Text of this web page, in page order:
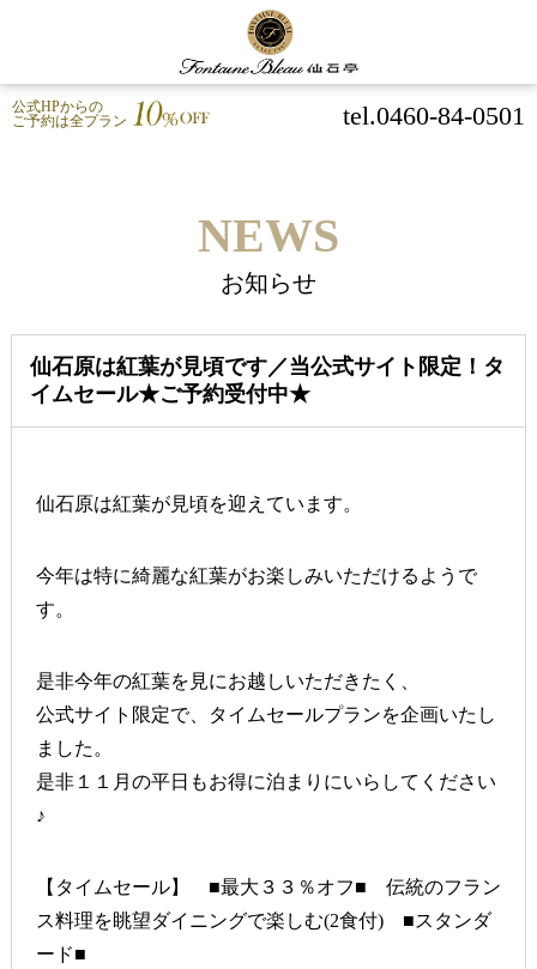
公式HPからの
ご予約は全プラン
tel.0460-84-0501
NEWS
お知らせ
仙石原は紅葉が見頃です／当公式サイト限定！タ
イムセール★ご予約受付中★
仙石原は紅葉が見頃を迎えています。
今年は特に綺麗な紅葉がお楽しみいただけるようで
す。
是非今年の紅葉を見にお越しいただきたく、
公式サイト限定で、タイムセールプランを企画いたし
ました。
是非１１月の平日もお得に泊まりにいらしてください
♪
【タイムセール】 ■最大３３％オフ■ 伝統のフラン
ス料理を眺望ダイニングで楽しむ(2食付) ■スタンダ
ード■